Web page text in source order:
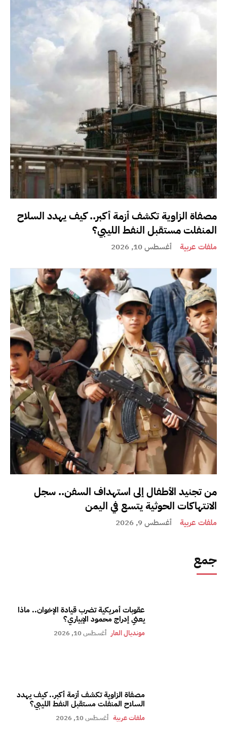
مصفاة الزاوية تكشف أزمة أكبر.. كيف يهدد السلاح
المنفلت مستقبل النفط الليبي؟
ملفات عربية أغسطس 10, 2026
من تجنيد الأطفال إلى استهداف السفن.. سجل
الانتهاكات الحوثية يتسع في اليمن
ملفات عربية أغسطس 9, 2026
جمع
عقوبات أمريكية تضرب قيادة الإخوان.. ماذا
يعني إدراج محمود الإبياري؟
مونديال العار أغسطس 10, 2026
مصفاة الزاوية تكشف أزمة أكبر.. كيف يهدد
السلاح المنفلت مستقبل النفط الليبي؟
ملفات عربية أغسطس 10, 2026